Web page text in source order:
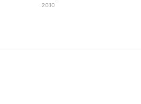
2010